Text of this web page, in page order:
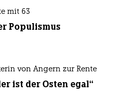
mit 63
Populismus
von Angern zur Rente
ist der Osten egal“